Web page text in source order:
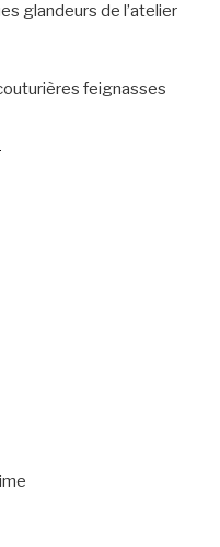
glandeurs de l’atelier
feignasses